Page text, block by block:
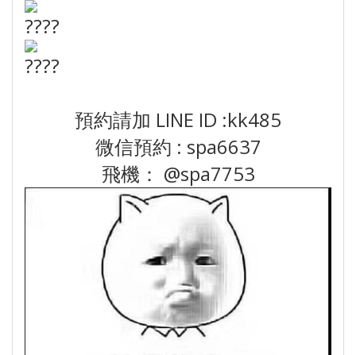
預約請加 LINE ID :kk485
微信預約 : spa6637
飛機： @spa7753